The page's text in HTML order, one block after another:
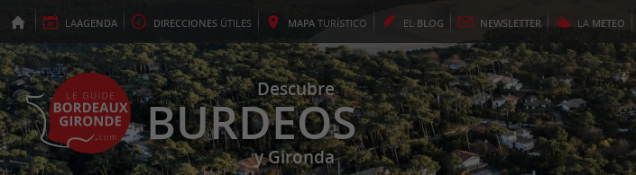
LAAGENDA DIRECCIONES ÚTILES MAPA TURÍSTICO EL BLOG NEWSLETTER LA METEO
Descubre
BURDEOS
y Gironda